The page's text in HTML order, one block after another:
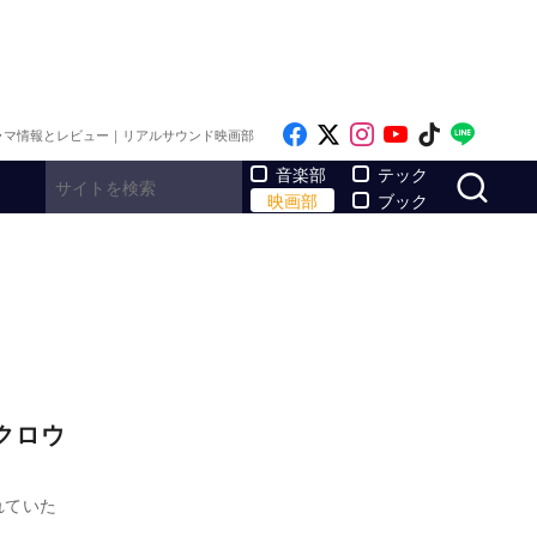
情報とレビュー｜リアルサウンド映画部 Like on Facebook
Follow on x
Follow on
Follow on
Follow
音楽部
映画部
テック
ブック
ロウ
いた